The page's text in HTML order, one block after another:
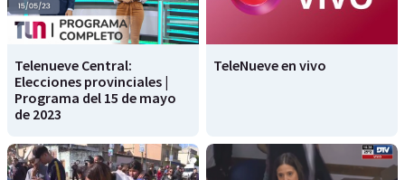
Telenueve Central:
Elecciones provinciales |
Programa del 15 de mayo
de 2023
TeleNueve en vivo